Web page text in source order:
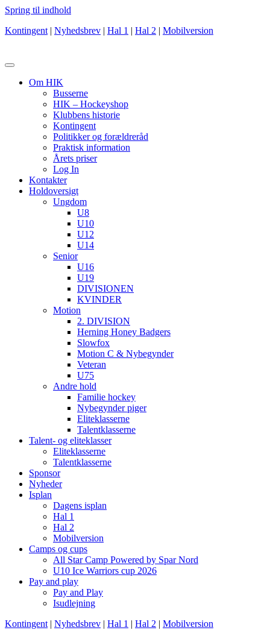
Spring til indhold
Kontingent | Nyhedsbrev | Hal 1 | Hal 2 | Mobilversion
Om HIK
Busserne
HIK – Hockeyshop
Klubbens historie
Kontingent
Politikker og forældreråd
Praktisk information
Årets priser
Log In
Kontakter
Holdoversigt
Ungdom
U8
U10
U12
U14
Senior
U16
U19
DIVISIONEN
KVINDER
Motion
2. DIVISION
Herning Honey Badgers
Slowfox
Motion C & Nybegynder
Veteran
U75
Andre hold
Familie hockey
Nybegynder piger
Eliteklasserne
Talentklasserne
Talent- og eliteklasser
Eliteklasserne
Talentklasserne
Sponsor
Nyheder
Isplan
Dagens isplan
Hal 1
Hal 2
Mobilversion
Camps og cups
All Star Camp Powered by Spar Nord
U10 Ice Warriors cup 2026
Pay and play
Pay and Play
Isudlejning
Kontingent | Nyhedsbrev | Hal 1 | Hal 2 | Mobilversion